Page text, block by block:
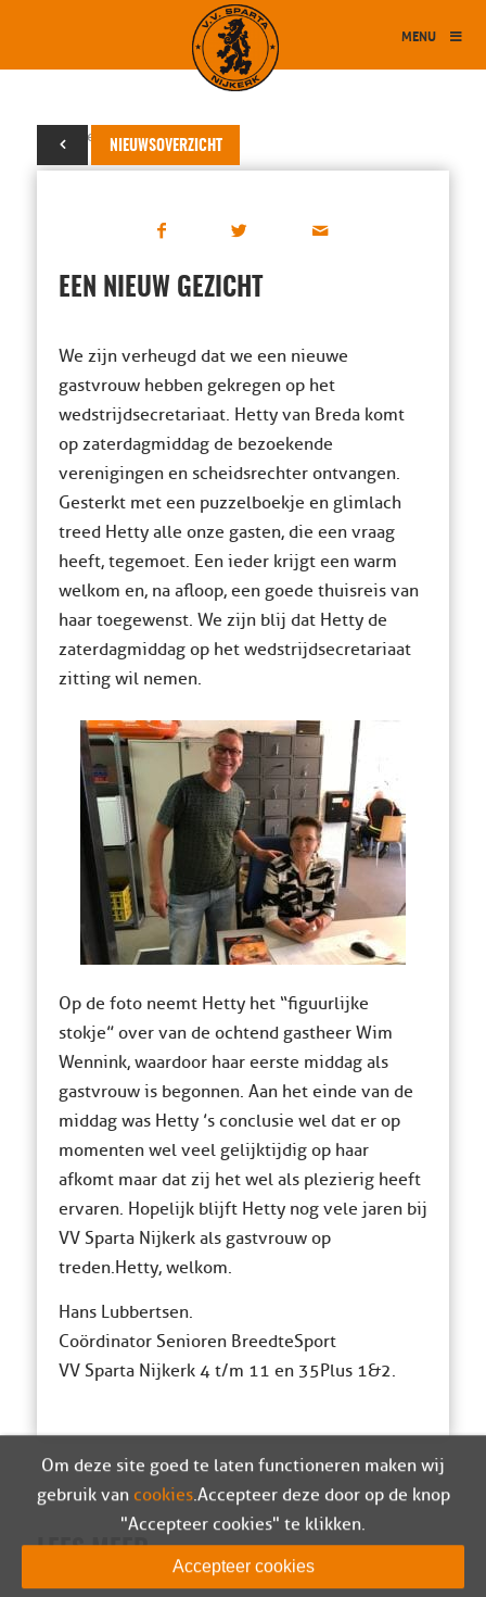
MENU
NIEUWSOVERZICHT
04 september 2017
EEN NIEUW GEZICHT
We zijn verheugd dat we een nieuwe
gastvrouw hebben gekregen op het
wedstrijdsecretariaat. Hetty van Breda komt
op zaterdagmiddag de bezoekende
verenigingen en scheidsrechter ontvangen.
Gesterkt met een puzzelboekje en glimlach
treed Hetty alle onze gasten, die een vraag
heeft, tegemoet. Een ieder krijgt een warm
welkom en, na afloop, een goede thuisreis van
haar toegewenst. We zijn blij dat Hetty de
zaterdagmiddag op het wedstrijdsecretariaat
zitting wil nemen.
Op de foto neemt Hetty het “figuurlijke
stokje” over van de ochtend gastheer Wim
Wennink, waardoor haar eerste middag als
gastvrouw is begonnen. Aan het einde van de
middag was Hetty ’s conclusie wel dat er op
momenten wel veel gelijktijdig op haar
afkomt maar dat zij het wel als plezierig heeft
ervaren. Hopelijk blijft Hetty nog vele jaren bij
VV Sparta Nijkerk als gastvrouw op
treden. Hetty, welkom.
Hans Lubbertsen.
Coördinator Senioren BreedteSport
VV Sparta Nijkerk 4 t/m 11 en 35Plus 1&2.
LEES MEER
Om deze site goed te laten functioneren maken wij
gebruik van cookies. Accepteer deze door op de knop
"Accepteer cookies" te klikken.
Accepteer cookies